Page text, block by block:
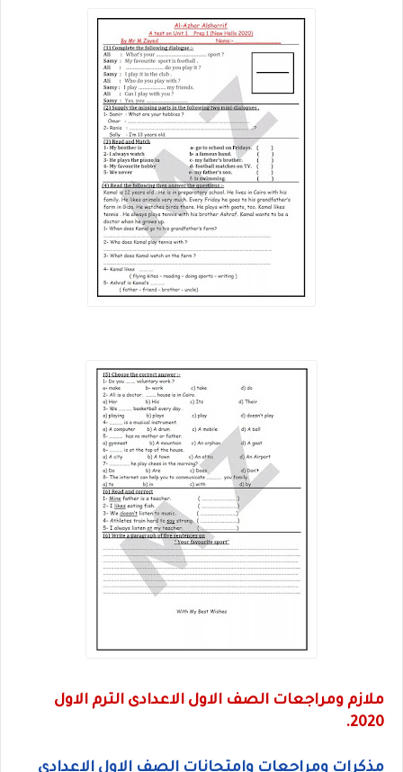
ملازم ومراجعات الصف الاول الاعدادى الترم الاول
2020.
مذكرات ومراجعات وامتحانات الصف الاول الاعدادى